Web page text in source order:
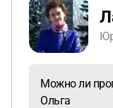
Можно ли
Ольга